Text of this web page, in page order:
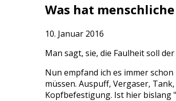
Was hat
10. Januar 2016
Man sagt, sie, die Faulheit soll
Nun empfand ich es immer
müssen. Auspuff, Vergaser,
Kopfbefestigung. Ist hier bislang